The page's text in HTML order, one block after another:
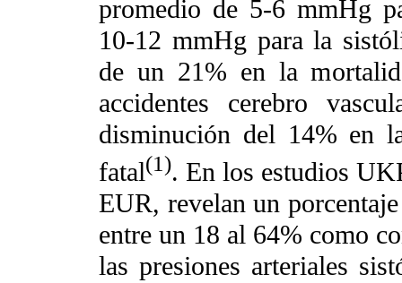
promedio de 5-6 mmHg
10-12 mmHg para la
de un 21% en la
accidentes cerebro
disminución del 14% en
fatal(1). En los estudios
EUR, revelan un
entre un 18 al 64% como
las presiones arteriales